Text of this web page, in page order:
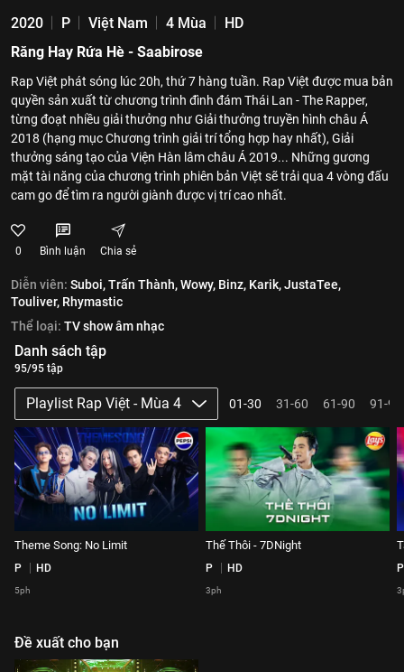
2020 P Việt Nam 4 Mùa
HD
Răng Hay Rứa Hè - Saabirose
Rap Việt phát sóng lúc 20h, thứ 7 hàng tuần. Rap Việt được mua bản
quyền sản xuất từ chương trình đình đám Thái Lan - The Rapper,
từng đoạt nhiều giải thưởng như Giải thưởng truyền hình châu Á
2018 (hạng mục Chương trình giải trí tổng hợp hay nhất), Giải
thưởng sáng tạo của Viện Hàn lâm châu Á 2019... Những gương
mặt tài năng của chương trình phiên bản Việt sẽ trải qua 4 vòng đấu
cam go để tìm ra người giành được vị trí cao nhất.
0 Bình luận Chia sẻ
Diễn viên: Suboi,Trấn Thành,Wowy, Binz, Karik,JustaTee,
Touliver, Rhymastic
Thể loại: TV show âm nhạc
Danh sách tập
95/95 tập
Playlist Rap Việt - Mùa 4 01-30 31-60 61-90 91-95
Theme Song: No Limit
P HD
5ph
Thế Thôi - 7DNight
P HD
3ph
P
Đề xuất cho bạn